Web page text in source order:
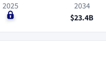
2025
$0
2034
$23.4B